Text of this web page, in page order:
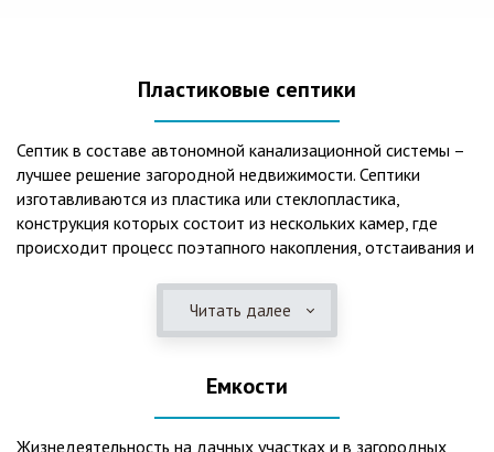
Пластиковые септики
Септик в составе автономной канализационной системы –
лучшее решение загородной недвижимости. Септики
изготавливаются из пластика или стеклопластика,
конструкция которых состоит из нескольких камер, где
происходит процесс поэтапного накопления, отстаивания и
длительный срок службы, так как не подвержены коррозии.
2. Обладают высокой прочностью – способны
состоянии. 3. Могут эксплуатироваться в любом регионе
России при любых низких температурах. 4. Полностью
герметичны, что дает гарантию по полной безопасности
Читать далее
Емкости
Жизнедеятельность на дачных участках и в загородных